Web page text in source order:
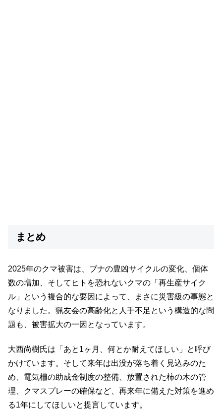
まとめ
2025年のクマ被害は、ブナの豊凶サイクルの変化、個体
数の増加、そしてヒトを恐れないクマの「再生産サイク
ル」という複合的な要因によって、まさに災害級の事態と
なりました。猟友会の高齢化と人手不足という構造的な問
題も、被害拡大の一因となっています。
大西尚樹氏は「あと1ヶ月、何とか耐えてほしい」と呼び
かけています。そして来年は出没が落ち着く見込みのた
め、電気柵の助成金制度の整備、放置された柿の木の管
理、クマスプレーの確保など、再来年に備えた対策を進め
る1年にしてほしいと提言しています。